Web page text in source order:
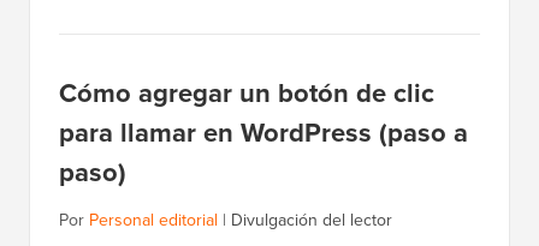
Cómo agregar un botón de clic
para llamar en WordPress (paso a
paso)
Por Personal editorial | Divulgación del lector